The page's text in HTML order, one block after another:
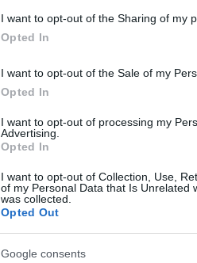
I want to opt-out of the Sharing of my
Opted In
I want to opt-out of the Sale of my
Opted In
I want to opt-out of processing my
Advertising.
Opted In
I want to opt-out of Collection, Use,
of my Personal Data that Is Unrelated
was collected.
Opted Out
Google consents